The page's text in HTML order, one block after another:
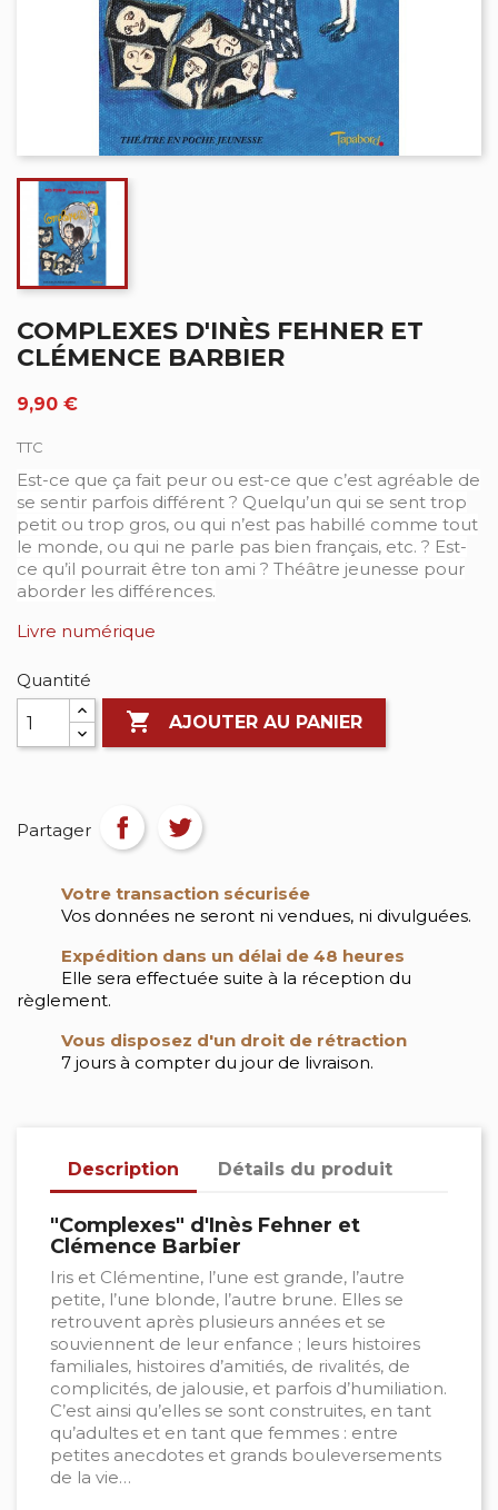
COMPLEXES D'INÈS FEHNER ET
CLÉMENCE BARBIER
9,90 €
TTC
Est-ce que ça fait peur ou est-ce que c’est agréable de
se sentir parfois différent ? Quelqu’un qui se sent trop
petit ou trop gros, ou qui n’est pas habillé comme tout
le monde, ou qui ne parle pas bien français, etc. ? Est-
ce qu’il pourrait être ton ami ? Théâtre jeunesse pour
aborder les différences.
Livre numérique
Quantité
 AJOUTER AU PANIER
Partager
Votre transaction sécurisée
Vos données ne seront ni vendues, ni divulguées.
Expédition dans un délai de 48 heures
Elle sera effectuée suite à la réception du
règlement.
Vous disposez d'un droit de rétraction
7 jours à compter du jour de livraison.
Description Détails du produit
"Complexes" d'Inès Fehner et
Clémence Barbier
Iris et Clémentine, l’une est grande, l’autre
petite, l’une blonde, l’autre brune. Elles se
retrouvent après plusieurs années et se
souviennent de leur enfance ; leurs histoires
familiales, histoires d’amitiés, de rivalités, de
complicités, de jalousie, et parfois d’humiliation.
C’est ainsi qu’elles se sont construites, en tant
qu’adultes et en tant que femmes : entre
petites anecdotes et grands bouleversements
de la vie…